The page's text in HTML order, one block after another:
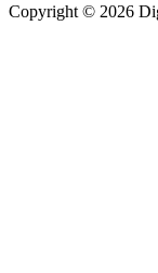
Copyright © 2026